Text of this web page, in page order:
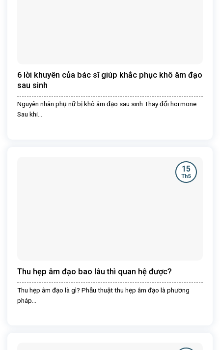
6 lời khuyên của bác sĩ giúp khắc phục khô âm đạo
sau sinh
Nguyên nhân phụ nữ bị khô âm đạo sau sinh Thay đổi hormone
Sau khi...
Thu hẹp âm đạo bao lâu thì quan hệ được?
Thu hẹp âm đạo là gì? Phẫu thuật thu hẹp âm đạo là phương
pháp...
15
Th5